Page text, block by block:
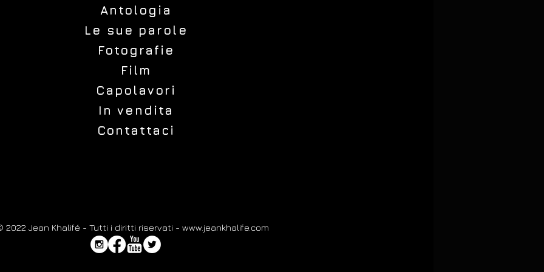
Antologia
Le sue parole
Fotografie
Film
Capolavori
In vendita
Contattaci
2022 Jean Khalifé - Tutti i diritti riservati - www.jeankhalife.com